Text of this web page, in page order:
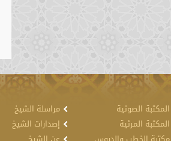
المكتبة الصوتية
المكتبة المرئية
مراسلة الشيخ
إصدارات الشيخ